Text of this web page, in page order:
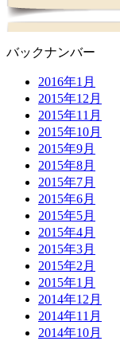
バックナンバー
2016年1月
2015年12月
2015年11月
2015年10月
2015年9月
2015年8月
2015年7月
2015年6月
2015年5月
2015年4月
2015年3月
2015年2月
2015年1月
2014年12月
2014年11月
2014年10月